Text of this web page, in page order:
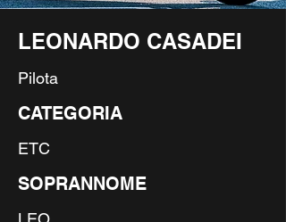
LEONARDO CASADEI
Pilota
CATEGORIA
ETC
SOPRANNOME